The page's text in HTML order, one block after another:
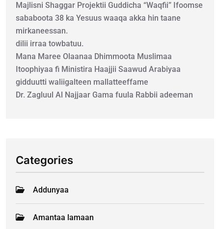
Majlisni Shaggar Projektii Guddicha “Waqfii” Ifoomse
sababoota 38 ka Yesuus waaqa akka hin taane
mirkaneessan.
dilii irraa towbatuu.
Mana Maree Olaanaa Dhimmoota Muslimaa
Itoophiyaa fi Ministira Haajjii Saawud Arabiyaa
gidduutti waliigalteen mallatteeffame
Dr. Zagluul Al Najjaar Gama fuula Rabbii adeeman
Categories
Addunyaa
Amantaa lamaan